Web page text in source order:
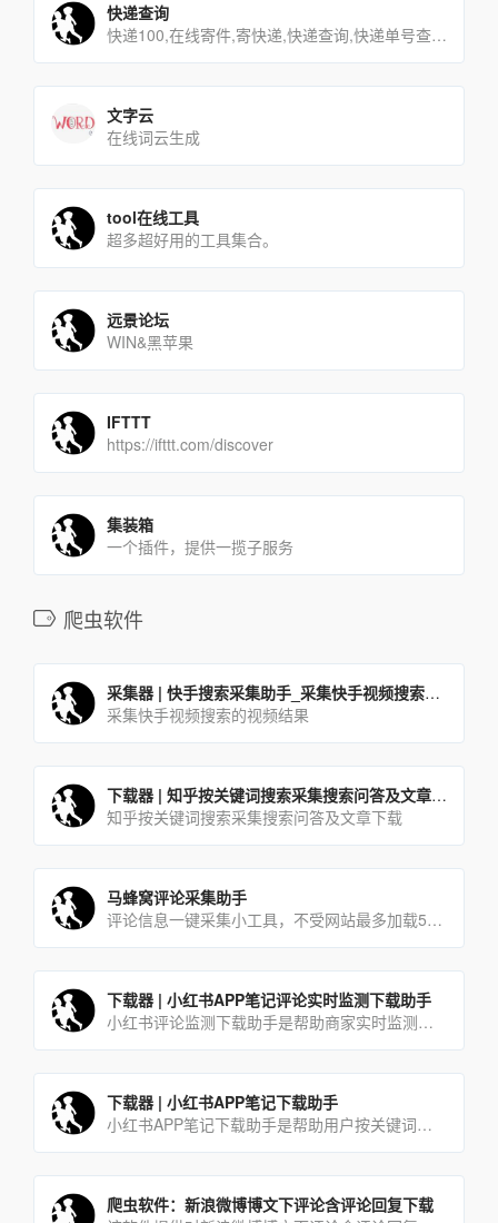
快递查询
快递100,在线寄件,寄快递,快递查询,快递单号查询,快递网点查询,快递电话查询
文字云
在线词云生成
tool在线工具
超多超好用的工具集合。
远景论坛
WIN&黑苹果
IFTTT
https://ifttt.com/discover
集装箱
一个插件，提供一揽子服务
爬虫软件
采集器 | 快手搜索采集助手_采集快手视频搜索的视频结果
采集快手视频搜索的视频结果
下载器 | 知乎按关键词搜索采集搜索问答及文章下载
知乎按关键词搜索采集搜索问答及文章下载
马蜂窝评论采集助手
评论信息一键采集小工具，不受网站最多加载5页的限制
下载器 | 小红书APP笔记评论实时监测下载助手
小红书评论监测下载助手是帮助商家实时监测最新的潜在用户评论的工具，商家使用本工具可及时有效的第一时间获取同行及自己发布软文所吸引到的潜在用户。
下载器 | 小红书APP笔记下载助手
小红书APP笔记下载助手是帮助用户按关键词搜索采集并下载达人笔记的一款工具软件。用户只需在软件当中输入想要查[…]
爬虫软件：新浪微博博文下评论含评论回复下载